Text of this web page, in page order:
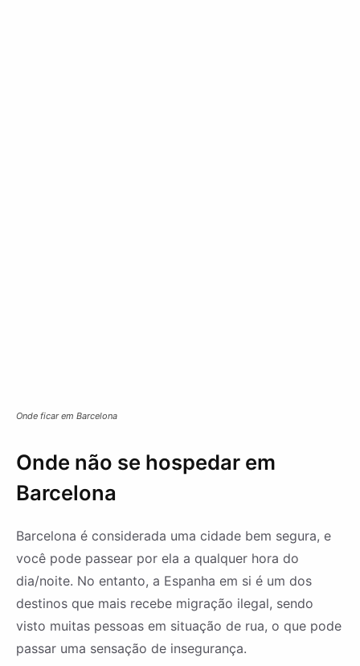
Onde ficar em Barcelona
Onde não se hospedar em
Barcelona
Barcelona é considerada uma cidade bem segura, e
você pode passear por ela a qualquer hora do
dia/noite. No entanto, a Espanha em si é um dos
destinos que mais recebe migração ilegal, sendo
visto muitas pessoas em situação de rua, o que pode
passar uma sensação de insegurança.